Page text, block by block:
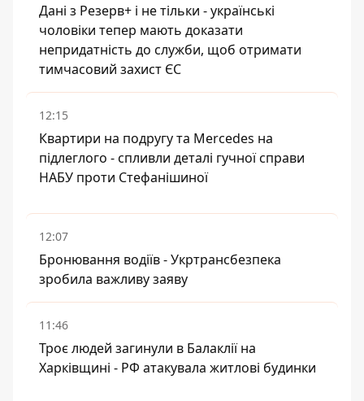
Дані з Резерв+ і не тільки - українські
чоловіки тепер мають доказати
непридатність до служби, щоб отримати
тимчасовий захист ЄС
12:15
Квартири на подругу та Mercedes на
підлеглого - спливли деталі гучної справи
НАБУ проти Стефанішиної
12:07
Бронювання водіїв - Укртрансбезпека
зробила важливу заяву
11:46
Троє людей загинули в Балаклії на
Харківщині - РФ атакувала житлові будинки